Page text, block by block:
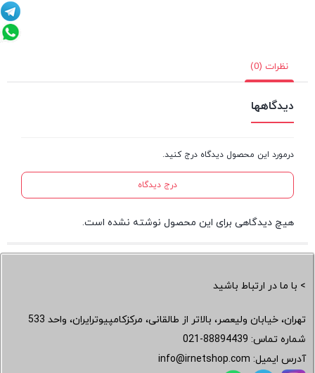
نظرات (0)
دیدگاهها
درمورد این محصول دیدگاه درج کنید.
درج دیدگاه
هیچ دیدگاهی برای این محصول نوشته نشده است.
> با ما در ارتباط باشید
تهران، خیابان ولیعصر، بالاتر از طالقانی، مرکزکامپیوترایران، واحد 533
شماره تماس: 021-88894439
آدرس ایمیل: info@irnetshop.com